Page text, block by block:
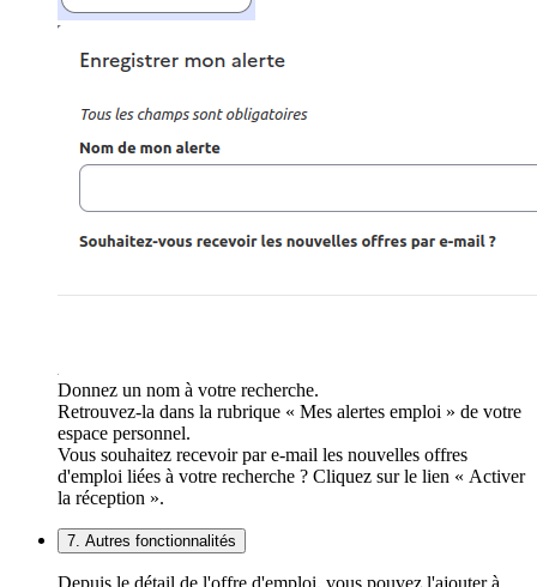
Donnez un nom à votre recherche.
Retrouvez-la dans la rubrique « Mes alertes emploi » de votre
espace personnel.
Vous souhaitez recevoir par e-mail les nouvelles offres
d'emploi liées à votre recherche ? Cliquez sur le lien « Activer
la réception ».
7. Autres fonctionnalités